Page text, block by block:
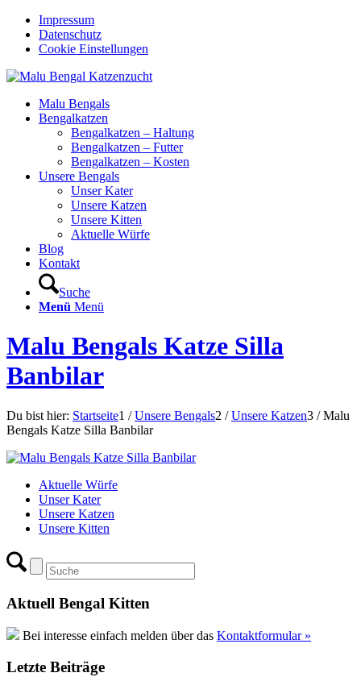
Impressum
Datenschutz
Cookie Einstellungen
Malu Bengals
Bengalkatzen
Bengalkatzen – Haltung
Bengalkatzen – Futter
Bengalkatzen – Kosten
Unsere Bengals
Unser Kater
Unsere Katzen
Unsere Kitten
Aktuelle Würfe
Blog
Kontakt
Suche
Menü Menü
Malu Bengals Katze Silla
Banbilar
Du bist hier: Startseite1 / Unsere Bengals2 / Unsere Katzen3 / Malu
Bengals Katze Silla Banbilar
Aktuelle Würfe
Unser Kater
Unsere Katzen
Unsere Kitten
Aktuell Bengal Kitten
Bei interesse einfach melden über das Kontaktformular »
Letzte Beiträge